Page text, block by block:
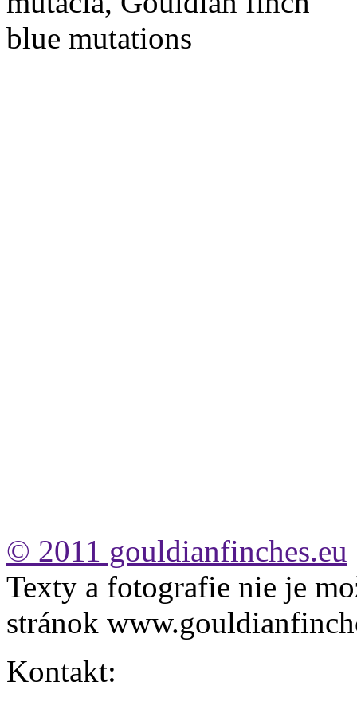
© 2011 gouldianfinches.eu
Texty a fotografie nie je
stránok
Kontakt: